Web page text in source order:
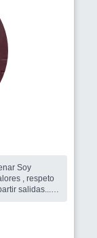
Soy
compartir salidas...